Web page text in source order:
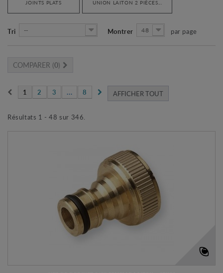
JOINTS PLATS UNION LAITON 2 PIÈCES...
Tri -- Montrer 48 par page
COMPARER (0)
AFFICHER TOUT
1 2 3 ... 8
Résultats 1 - 48 sur 346.